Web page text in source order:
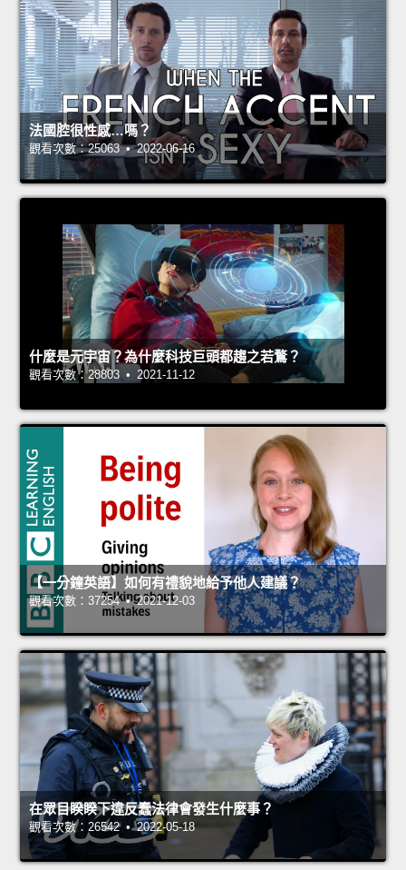
法國腔很性感…嗎？
觀看次數：25063 • 2022-06-16
什麼是元宇宙？為什麼科技巨頭都趨之若鶩？
觀看次數：28803 • 2021-11-12
【一分鐘英語】如何有禮貌地給予他人建議？
觀看次數：37254 • 2021-12-03
在眾目睽睽下違反蠢法律會發生什麼事？
觀看次數：26542 • 2022-05-18